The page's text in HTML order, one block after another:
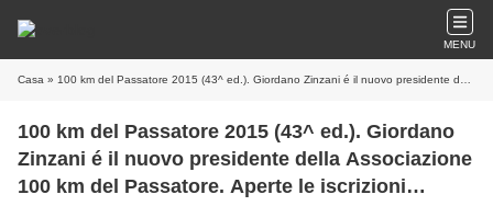
MENU
Casa » 100 km del Passatore 2015 (43^ ed.). Giordano Zinzani é il nuovo presidente della Associazione 100 km del Passatore. Aperte le iscrizioni all'edizione 2015
100 km del Passatore 2015 (43^ ed.). Giordano
Zinzani é il nuovo presidente della Associazione
100 km del Passatore. Aperte le iscrizioni